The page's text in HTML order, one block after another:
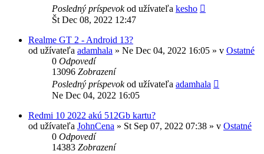
Posledný príspevokod užívateľa kesho
Št Dec 08, 2022 12:47
Realme GT 2 - Android 13?
od užívateľa adamhala » Ne Dec 04, 2022 16:05 » v Ostatné
0 Odpovedí
13096 Zobrazení
Posledný príspevokod užívateľa adamhala
Ne Dec 04, 2022 16:05
Redmi 10 2022 akú 512Gb kartu?
od užívateľa JohnCena » St Sep 07, 2022 07:38 » v Ostatné
0 Odpovedí
14383 Zobrazení